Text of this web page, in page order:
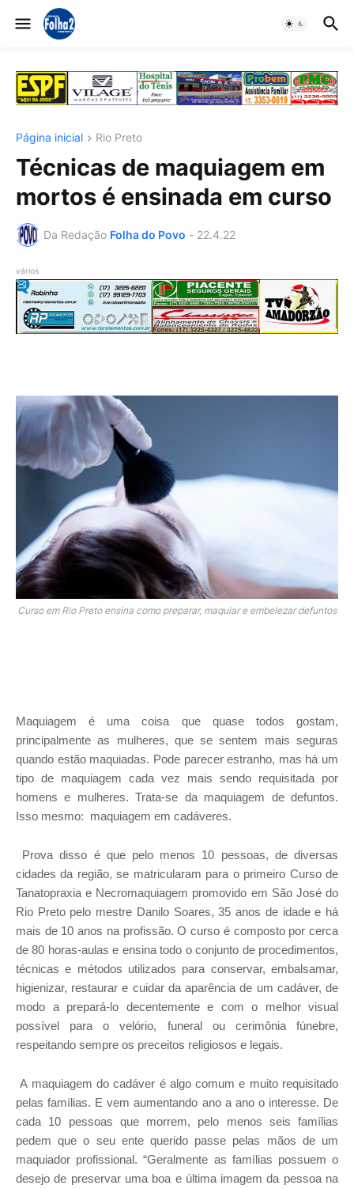
Página inicial Rio Preto
Técnicas de maquiagem em
mortos é ensinada em curso
Da Redação Folha do Povo - 22.4.22
vários
Curso em Rio Preto ensina como preparar, maquiar e embelezar defuntos
Maquiagem é uma coisa que quase todos gostam,
principalmente as mulheres, que se sentem mais seguras
quando estão maquiadas. Pode parecer estranho, mas há um
tipo de maquiagem cada vez mais sendo requisitada por
homens e mulheres. Trata-se da maquiagem de defuntos.
Isso mesmo: maquiagem em cadáveres.
Prova disso é que pelo menos 10 pessoas, de diversas
cidades da região, se matricularam para o primeiro Curso de
Tanatopraxia e Necromaquiagem promovido em São José do
Rio Preto pelo mestre Danilo Soares, 35 anos de idade e há
mais de 10 anos na profissão. O curso é composto por cerca
de 80 horas-aulas e ensina todo o conjunto de procedimentos,
técnicas e métodos utilizados para conservar, embalsamar,
higienizar, restaurar e cuidar da aparência de um cadáver, de
modo a prepará-lo decentemente e com o melhor visual
possível para o velório, funeral ou cerimônia fúnebre,
respeitando sempre os preceitos religiosos e legais.
A maquiagem do cadáver é algo comum e muito requisitado
pelas famílias. E vem aumentando ano a ano o interesse. De
cada 10 pessoas que morrem, pelo menos seis famílias
pedem que o seu ente querido passe pelas mãos de um
maquiador profissional. “Geralmente as famílias possuem o
desejo de preservar uma boa e última imagem da pessoa na